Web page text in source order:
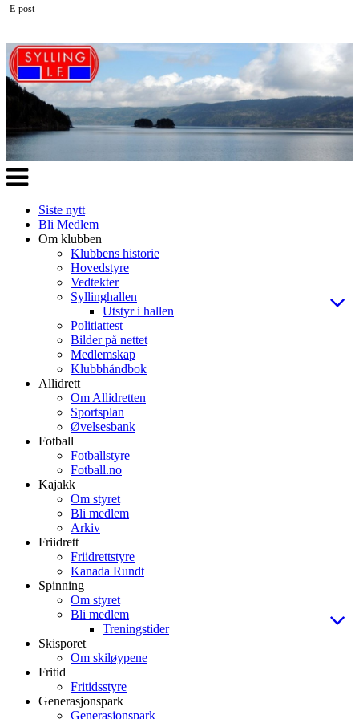
Veksle
navigasjon
Siste nytt
Bli Medlem
Om klubben
Klubbens historie
Hovedstyre
Vedtekter
Syllinghallen
Utstyr i hallen
Politiattest
Bilder på nettet
Medlemskap
Klubbhåndbok
Allidrett
Om Allidretten
Sportsplan
Øvelsesbank
Fotball
Fotballstyre
Fotball.no
Kajakk
Om styret
Bli medlem
Arkiv
Friidrett
Friidrettstyre
Kanada Rundt
Spinning
Om styret
Bli medlem
Treningstider
Skisporet
Om skiløypene
Fritid
Fritidsstyre
Generasjonspark
Generasjonspark
E-post